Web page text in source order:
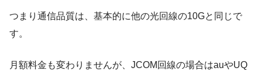
つまり通信品質は、基本的に他の光回線の10Gと同じで
す。
月額料金も変わりませんが、JCOM回線の場合はauやUQ